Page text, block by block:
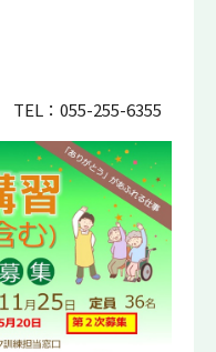
：055-255-6355